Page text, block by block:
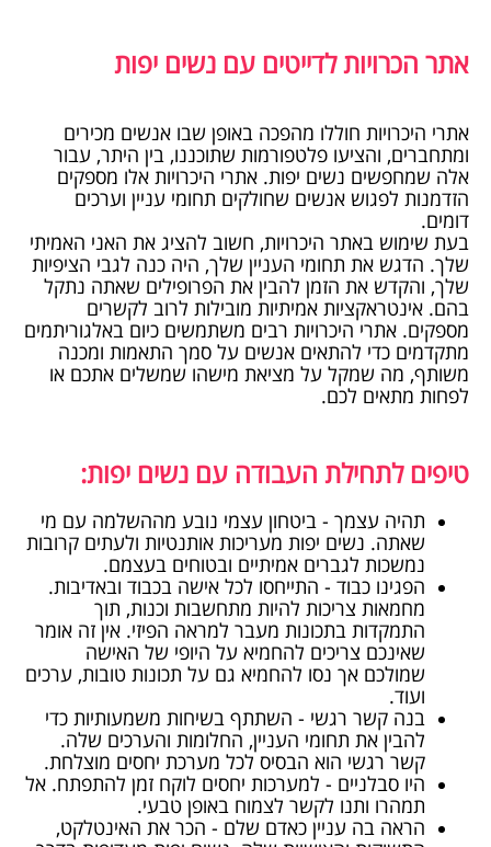
אתר הכרויות לדייטים עם נשים יפות
אתרי היכרויות חוללו מהפכה באופן שבו אנשים מכירים
ומתחברים, והציעו פלטפורמות שתוכננו, בין היתר, עבור
אלה שמחפשים נשים יפות. אתרי היכרויות אלו מספקים
הזדמנות לפגוש אנשים שחולקים תחומי עניין וערכים
דומים.
בעת שימוש באתר היכרויות, חשוב להציג את האני האמיתי
שלך. הדגש את תחומי העניין שלך, היה כנה לגבי הציפיות
שלך, והקדש את הזמן להבין את הפרופילים שאתה נתקל
בהם. אינטראקציות אמיתיות מובילות לרוב לקשרים
מספקים. אתרי היכרויות רבים משתמשים כיום באלגוריתמים
מתקדמים כדי להתאים אנשים על סמך התאמות ומכנה
משותף, מה שמקל על מציאת מישהו שמשלים אתכם או
לפחות מתאים לכם.
טיפים לתחילת העבודה עם נשים יפות:
תהיה עצמך - ביטחון עצמי נובע מההשלמה עם מי
שאתה. נשים יפות מעריכות אותנטיות ולעתים קרובות
נמשכות לגברים אמיתיים ובטוחים בעצמם.
הפגינו כבוד - התייחסו לכל אישה בכבוד ובאדיבות.
מחמאות צריכות להיות מתחשבות וכנות, תוך
התמקדות בתכונות מעבר למראה הפיזי. אין זה אומר
שאינכם צריכים להחמיא על היופי של האישה
שמולכם אך נסו להחמיא גם על תכונות טובות, ערכים
ועוד.
בנה קשר רגשי - השתתף בשיחות משמעותיות כדי
להבין את תחומי העניין, החלומות והערכים שלה.
קשר רגשי הוא הבסיס לכל מערכת יחסים מוצלחת.
היו סבלניים - למערכות יחסים לוקח זמן להתפתח. אל
תמהרו ותנו לקשר לצמוח באופן טבעי.
הראה בה עניין כאדם שלם - הכר את האינטלקט,